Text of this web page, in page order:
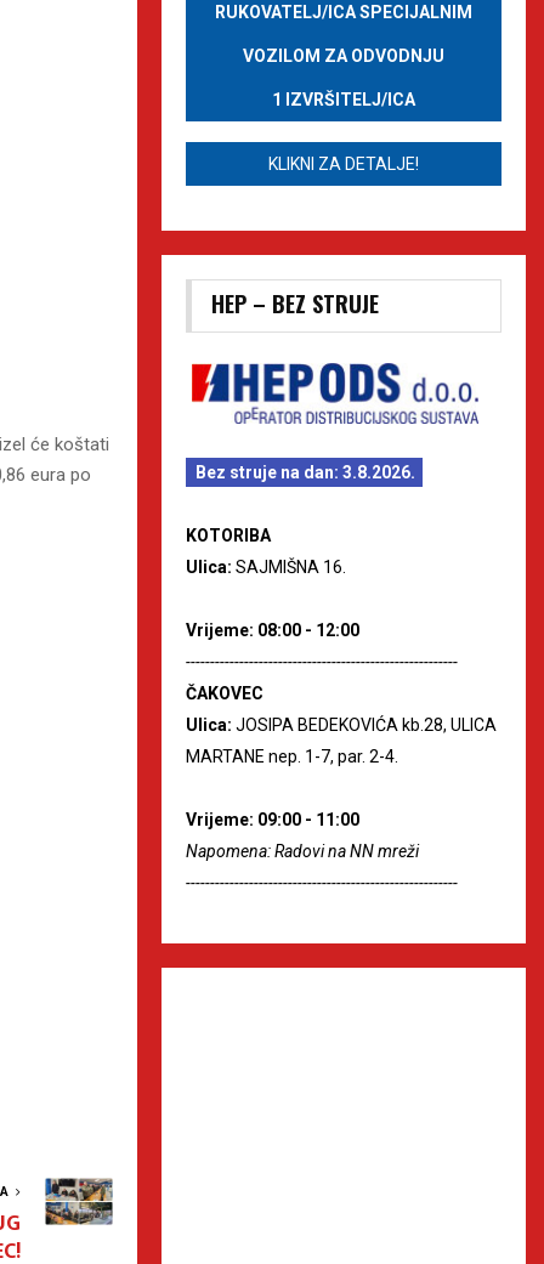
će koštati
eura po
RUKOVATELJ/ICA SPECIJALNIM
VOZILOM ZA ODVODNJU
1 IZVRŠITELJ/ICA
KLIKNI ZA DETALJE!
HEP – BEZ STRUJE
Bez struje na dan: 3.8.2026.
KOTORIBA
Ulica: SAJMIŠNA 16.
Vrijeme: 08:00 - 12:00
--------------------------------------------------------
ČAKOVEC
Ulica: JOSIPA BEDEKOVIĆA kb.28, ULICA
MARTANE nep. 1-7, par. 2-4.
Vrijeme: 09:00 - 11:00
Napomena: Radovi na NN mreži
--------------------------------------------------------